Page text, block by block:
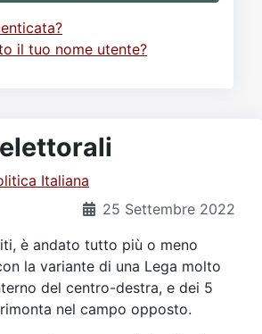
il tuo nome utente?
Italiana
25 Settembre 2022
è andato tutto più o meno
la variante di una Lega molto
del centro-destra, e dei 5
nel campo opposto.